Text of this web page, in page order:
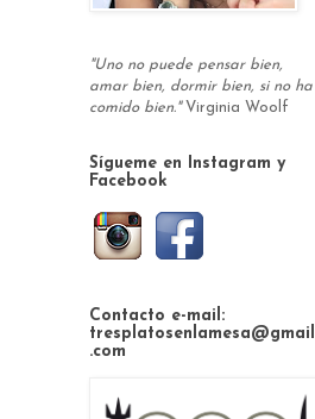
"Uno no puede pensar bien,
amar bien, dormir bien, si no ha
comido bien." Virginia Woolf
Sígueme en Instagram y
Facebook
Contacto e-mail:
tresplatosenlamesa@gmail
.com